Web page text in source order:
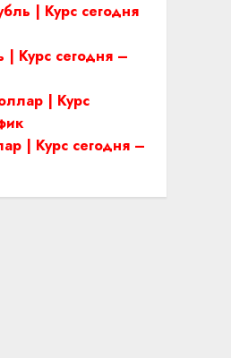
| Курс сегодня
| Курс сегодня –
| Курс
| Курс сегодня –